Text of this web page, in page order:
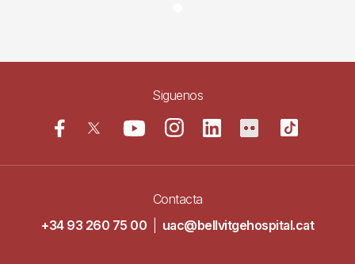
Siguenos
Contacta
+34 93 260 75 00
uac@bellvitgehospital.cat